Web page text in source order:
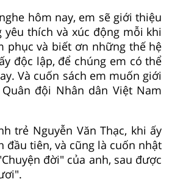
hôm nay, em sẽ giới thiệu
thích và xúc động mỗi khi
phục và biết ơn những thế hệ
độc lập, để chúng em có thể
Và cuốn sách em muốn giới
đội Nhân dân Việt Nam
trẻ Nguyễn Văn Thạc, khi ấy
tiên, và cũng là cuốn nhật
đời" của anh, sau được